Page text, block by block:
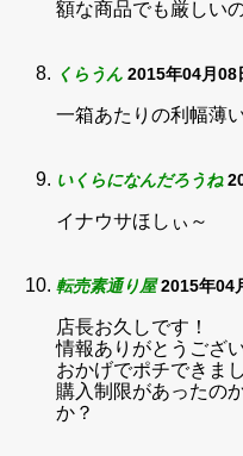
額な商品でも厳しい
くらうん 2015年04月08
一箱あたりの利幅薄
いくらになんだろうね
イナウサほしぃ～
転売素通り屋 2015年04
店長お久しです！
情報ありがとうござ
おかげでポチできまし
購入制限があったの
か？